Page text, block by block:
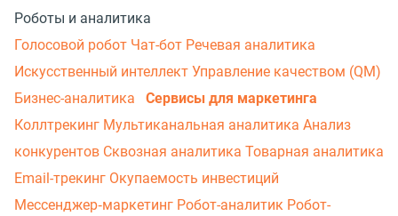
Роботы и аналитика
Голосовой робот Чат-бот Речевая аналитика
Искусственный интеллект Управление качеством (QM)
Бизнес-аналитика
Сервисы для маркетинга
Коллтрекинг Мультиканальная аналитика Анализ
конкурентов Сквозная аналитика Товарная аналитика
Email-трекинг Окупаемость инвестиций
Мессенджер‑маркетинг Робот-аналитик Робот-